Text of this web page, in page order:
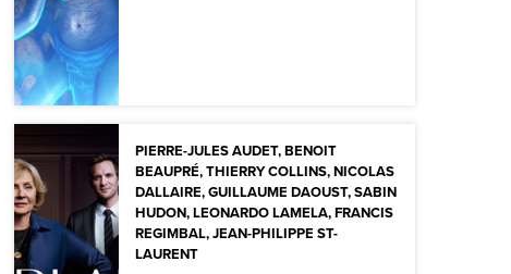
PIERRE-JULES AUDET, BENOIT
BEAUPRÉ, THIERRY COLLINS, NICOLAS
DALLAIRE, GUILLAUME DAOUST, SABIN
HUDON, LEONARDO LAMELA, FRANCIS
REGIMBAL, JEAN-PHILIPPE ST-
LAURENT